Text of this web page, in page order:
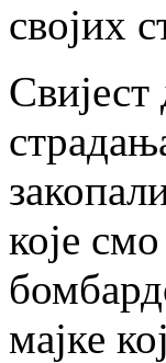
својих
које
мајке